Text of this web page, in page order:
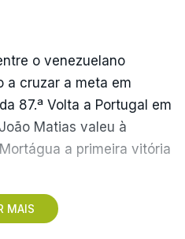
MAIS
o venezuelano
a cruzar a meta em
87.ª Volta a Portugal em
Matias valeu à
a primeira vitória
Palácio Nacional de